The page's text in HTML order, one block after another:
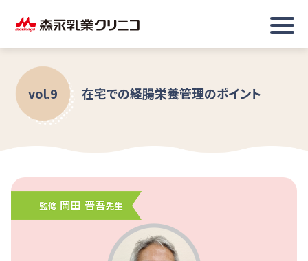
vol.9 在宅での経腸栄養管理のポイント